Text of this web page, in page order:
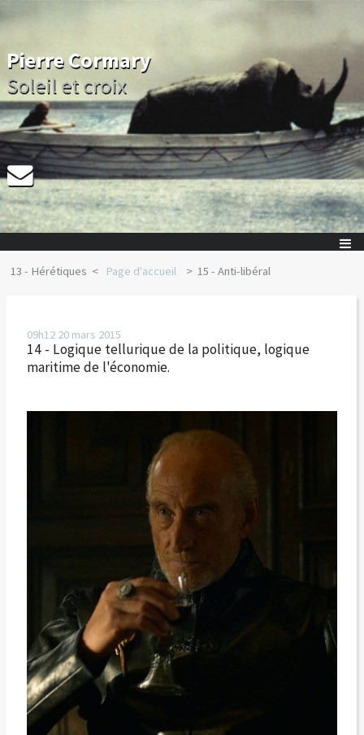
Pierre Cormary
Soleil et croix
13 - Hérétiques Page d'accueil 15 - Anti-libéral
09h12 20 mars 2015
14 - Logique tellurique de la politique, logique
maritime de l'économie.